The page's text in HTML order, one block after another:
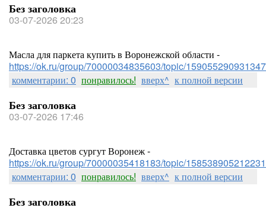
Без заголовка
03-07-2026 20:23
Масла для паркета купить в Воронежской области -
https://ok.ru/group/70000034835603/topic/159055290931347
комментарии: 0 понравилось! вверх^ к полной версии
Без заголовка
03-07-2026 17:46
Доставка цветов сургут Воронеж -
https://ok.ru/group/70000035418183/topic/158538905212231
комментарии: 0 понравилось! вверх^ к полной версии
Без заголовка